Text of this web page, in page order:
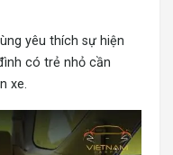
yêu thích sự hiện
có trẻ nhỏ cần
xe.